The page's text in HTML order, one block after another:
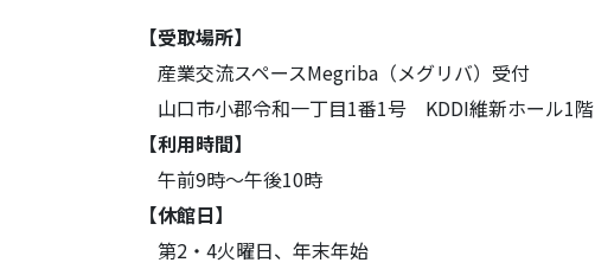
【受取場所】
産業交流スペースMegriba（メグリバ）受付
山口市小郡令和一丁目1番1号 KDDI維新ホール1階
【利用時間】
午前9時～午後10時
【休館日】
第2・4火曜日、年末年始